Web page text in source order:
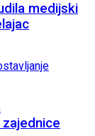
medijski